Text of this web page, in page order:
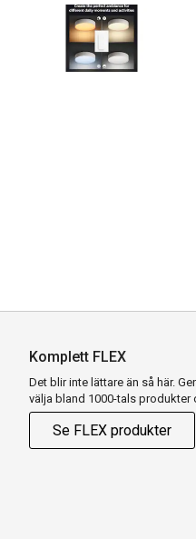
Komplett FLEX
Det blir inte lättare än så här.
välja bland 1000-tals produkter
Se FLEX produkter